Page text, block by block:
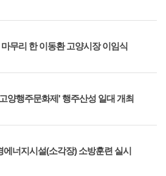
무리 한 이동환 고양시장 이임식
양행주문화제' 행주산성 일대 개최
에너지시설(소각장) 소방훈련 실시